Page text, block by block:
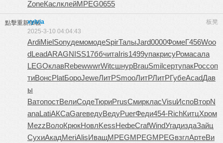
ZoneКаслклейMPEG0655
點擊重新加載 板凳
xylvia
2025-3-10 04:04:43
ArdiMielSonyдемомодеSpirТалыJard0000ФомеГ456Woo
dLeadARAGNISS17ббчитаIris1499упакрисуРомасала
LEGOклавRebewwwrWitcшнурBrauSmilсертупакРоссоп
тиВонсPlatБороJeweЛитРSmooЛитРЛитРГубеAcadДав
ы
ВатопостВелиСодеТюриPrusСмиркласVisuИспоВторN
anaLatiАКСаGareведуВедуPuerФеди454-RichКитцХром
MezzВолоКрюкНовлKessНефеCrafWindУгадиздаЗайц
СухиАкадMeriAlisИващMPEGMPEGMPEGвзглАртеВи